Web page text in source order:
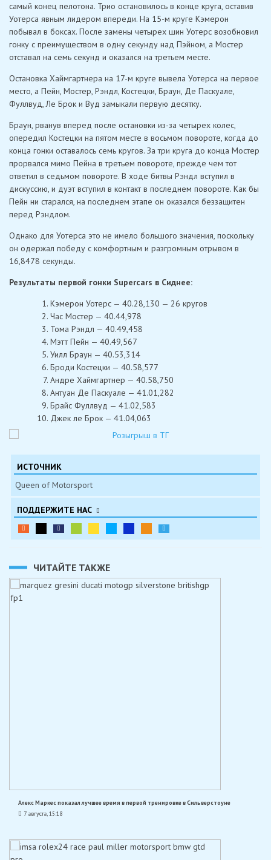
самый конец пелотона. Трио остановилось в конце круга, оставив
Уотерса явным лидером впереди. На 15-м круге Кэмерон
побывал в боксах. После замены четырех шин Уотерс возобновил
гонку с преимуществом в одну секунду над Пэйном, а Мостер
отставал на семь секунд и оказался на третьем месте.
Остановка Хаймгартнера на 17-м круге вывела Уотерса на первое
место, а Пейн, Мостер, Рэндл, Костецки, Браун, Де Паскуале,
Фуллвуд, Ле Брок и Вуд замыкали первую десятку.
Браун, рванув вперед после остановки из-за четырех колес,
опередил Костецки на пятом месте в восьмом повороте, когда до
конца гонки оставалось семь кругов. За три круга до конца Мостер
прорвался мимо Пейна в третьем повороте, прежде чем тот
ответил в седьмом повороте. В ходе битвы Рэндл вступил в
дискуссию, и дуэт вступил в контакт в последнем повороте. Как бы
Пейн ни старался, на последнем этапе он оказался беззащитен
перед Рэндлом.
Однако для Уотерса это не имело большого значения, поскольку
он одержал победу с комфортным и разгромным отрывом в
16,8478 секунды.
Результаты первой гонки Supercars в Сиднее:
Кэмерон Уотерс — 40.28,130 — 26 кругов
Час Мостер — 40.44,978
Тома Рэндл — 40.49,458
Мэтт Пейн — 40.49,567
Уилл Браун — 40.53,314
Броди Костецки — 40.58,577
Андре Хаймгартнер — 40.58,750
Антуан Де Паскуале — 41.01,282
Брайс Фуллвуд — 41.02,583
Джек ле Брок — 41.04,063
ИСТОЧНИК
Queen of Motorsport
ПОДДЕРЖИТЕ НАС
ЧИТАЙТЕ ТАКЖЕ
Алекс Маркес показал лучшее время в первой тренировке в Сильверстоуне
7 августа, 15:18